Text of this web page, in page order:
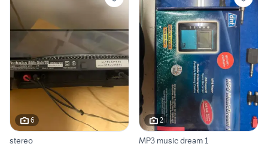
6
stereo
2
MP3 music dream 1